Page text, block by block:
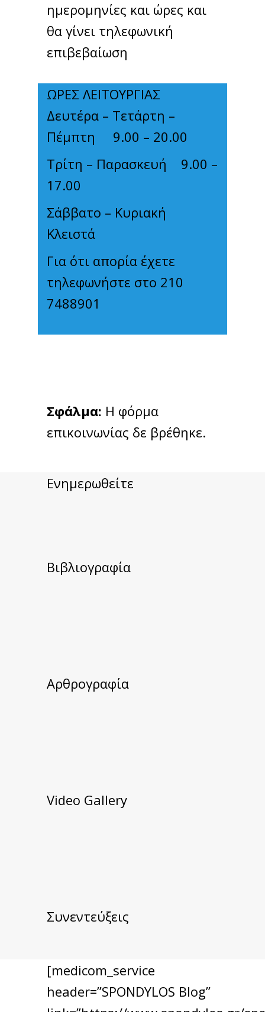
ημερομηνίες και ώρες και
θα γίνει τηλεφωνική
επιβεβαίωση
ΩΡΕΣ ΛΕΙΤΟΥΡΓΙΑΣ
Δευτέρα – Τετάρτη –
Πέμπτη 9.00 – 20.00
Τρίτη – Παρασκευή 9.00 –
17.00
Σάββατο – Κυριακή
Κλειστά
Για ότι απορία έχετε
τηλεφωνήστε στο 210
7488901
Σφάλμα: Η φόρμα
επικοινωνίας δε βρέθηκε.
Ενημερωθείτε
Βιβλιογραφία
Αρθρογραφία
Video Gallery
Συνεντεύξεις
[medicom_service
header=”SPONDYLOS Blog”